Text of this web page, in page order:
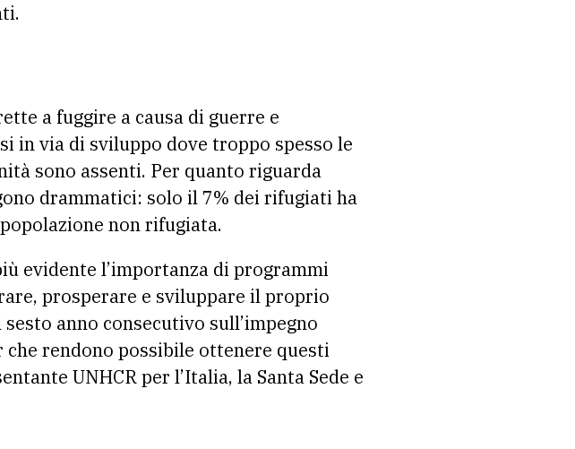
a fuggire a causa di guerre e
in via di sviluppo dove troppo spesso le
sono assenti. Per quanto riguarda
drammatici: solo il 7% dei rifugiati ha
non rifugiata.
evidente l’importanza di programmi
prosperare e sviluppare il proprio
anno consecutivo sull’impegno
rendono possibile ottenere questi
UNHCR per l’Italia, la Santa Sede e